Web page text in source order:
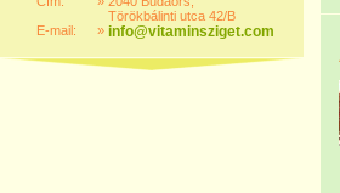
E-mail:
»
Törökbálinti utca 42/B
info@vitaminsziget.com